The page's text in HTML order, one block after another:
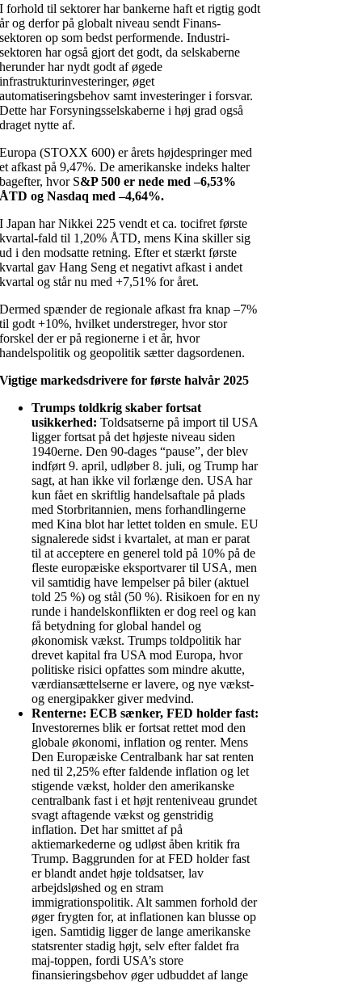
I forhold til sektorer har bankerne haft et rigtig godt
år og derfor på globalt niveau sendt Finans-
sektoren op som bedst performende. Industri-
sektoren har også gjort det godt, da selskaberne
herunder har nydt godt af øgede
infrastrukturinvesteringer, øget
automatiseringsbehov samt investeringer i forsvar.
Dette har Forsyningsselskaberne i høj grad også
draget nytte af.
Europa (STOXX 600) er årets højdespringer med
et afkast på 9,47%. De amerikanske indeks halter
bagefter, hvor S&P 500 er nede med –6,53%
ÅTD og Nasdaq med –4,64%.
I Japan har Nikkei 225 vendt et ca. tocifret første
kvartal-fald til 1,20% ÅTD, mens Kina skiller sig
ud i den modsatte retning. Efter et stærkt første
kvartal gav Hang Seng et negativt afkast i andet
kvartal og står nu med +7,51% for året.
Dermed spænder de regionale afkast fra knap –7%
til godt +10%, hvilket understreger, hvor stor
forskel der er på regionerne i et år, hvor
handelspolitik og geopolitik sætter dagsordenen.
Vigtige markedsdrivere for første halvår 2025
Trumps toldkrig skaber fortsat
usikkerhed: Toldsatserne på import til USA
ligger fortsat på det højeste niveau siden
1940erne. Den 90-dages “pause”, der blev
indført 9. april, udløber 8. juli, og Trump har
sagt, at han ikke vil forlænge den. USA har
kun fået en skriftlig handelsaftale på plads
med Storbritannien, mens forhandlingerne
med Kina blot har lettet tolden en smule. EU
signalerede sidst i kvartalet, at man er parat
til at acceptere en generel told på 10% på de
fleste europæiske eksportvarer til USA, men
vil samtidig have lempelser på biler (aktuel
told 25 %) og stål (50 %). Risikoen for en ny
runde i handelskonflikten er dog reel og kan
få betydning for global handel og
økonomisk vækst. Trumps toldpolitik har
drevet kapital fra USA mod Europa, hvor
politiske risici opfattes som mindre akutte,
værdiansættelserne er lavere, og nye vækst-
og energipakker giver medvind.
Renterne: ECB sænker, FED holder fast:
Investorernes blik er fortsat rettet mod den
globale økonomi, inflation og renter. Mens
Den Europæiske Centralbank har sat renten
ned til 2,25% efter faldende inflation og let
stigende vækst, holder den amerikanske
centralbank fast i et højt renteniveau grundet
svagt aftagende vækst og genstridig
inflation. Det har smittet af på
aktiemarkederne og udløst åben kritik fra
Trump. Baggrunden for at FED holder fast
er blandt andet høje toldsatser, lav
arbejdsløshed og en stram
immigrationspolitik. Alt sammen forhold der
øger frygten for, at inflationen kan blusse op
igen. Samtidig ligger de lange amerikanske
statsrenter stadig højt, selv efter faldet fra
maj-toppen, fordi USA’s store
finansieringsbehov øger udbuddet af lange